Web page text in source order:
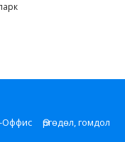
Оффис
Өргөдөл, гомдол